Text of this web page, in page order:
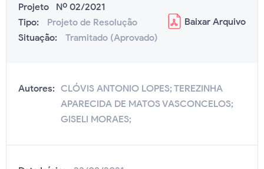
Projeto Nº 02/2021
Tipo:
Projeto de Resolução
Situação:
Tramitado (Aprovado)
Baixar Arquivo
Autores: CLÓVIS ANTONIO LOPES; TEREZINHA
APARECIDA DE MATOS VASCONCELOS;
GISELI MORAES;